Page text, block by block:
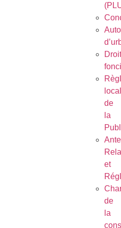
Droit
local
de
la
et
de
la